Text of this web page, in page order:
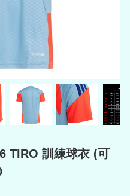
TIRO 訓練球衣 (可